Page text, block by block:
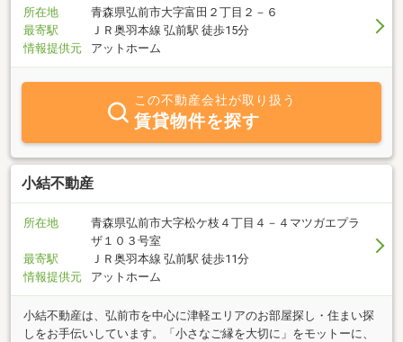
所在地
青森県弘前市大字富田２丁目２－６
最寄駅
ＪＲ奥羽本線 弘前駅 徒歩15分
情報提供元
アットホーム
この不動産会社が取り扱う
賃貸物件を探す
小結不動産
所在地
青森県弘前市大字松ケ枝４丁目４－４マツガエプラ
ザ１０３号室
最寄駅
ＪＲ奥羽本線 弘前駅 徒歩11分
情報提供元
アットホーム
小結不動産は、弘前市を中心に津軽エリアのお部屋探し・住まい探
しをお手伝いしています。「小さなご縁を大切に」をモットーに、